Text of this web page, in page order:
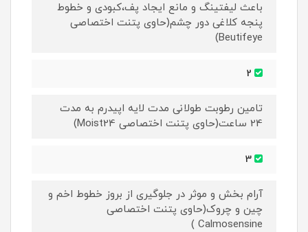
باعث لیفتینگ و مانع ایجاد پف،کبودی و خطوط
پنجه کلاغی دور چشم(حاوی پتنت اختصاصی
Beutifeye)
تامین رطوبت طولانی مدت لایه اپیدرم به مدت
24 ساعت(حاوی پتنت اختصاصی Moist24)
آرام بخش و موثر در جلوگیری از بروز خطوط اخم و
چین و چروک(حاوی پتنت اختصاصی
Calmosensine )